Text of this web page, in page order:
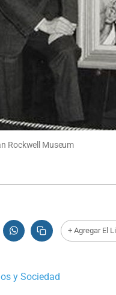
Rockwell Museum
+ Agregar El
y Sociedad